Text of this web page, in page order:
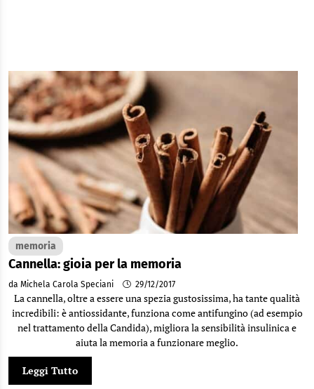
memoria
Cannella: gioia per la memoria
da Michela Carola Speciani 29/12/2017
La cannella, oltre a essere una spezia gustosissima, ha tante qualità
incredibili: è antiossidante, funziona come antifungino (ad esempio
nel trattamento della Candida), migliora la sensibilità insulinica e
aiuta la memoria a funzionare meglio.
Leggi Tutto